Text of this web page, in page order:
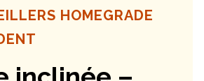
HOMEGRADE